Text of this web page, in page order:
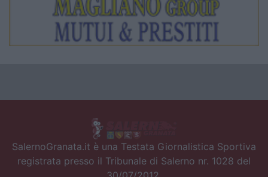
SalernoGranata.it è una Testata Giornalistica Sportiva
registrata presso il Tribunale di Salerno nr. 1028 del